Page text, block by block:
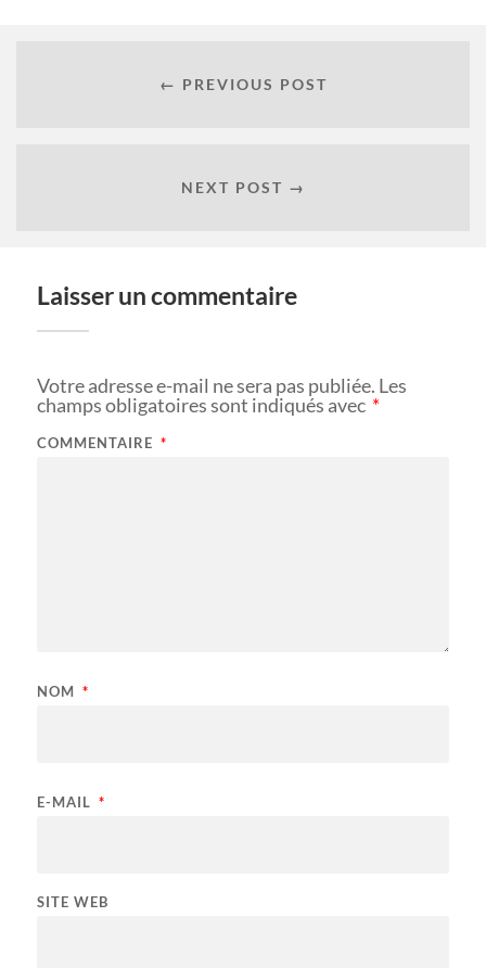
← PREVIOUS POST
NEXT POST →
Laisser un commentaire
Votre adresse e-mail ne sera pas publiée. Les
champs obligatoires sont indiqués avec *
COMMENTAIRE *
NOM *
E-MAIL *
SITE WEB